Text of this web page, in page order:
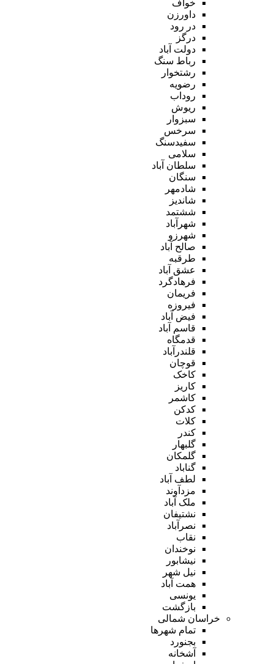
خواف
داورزن
در رود
درگز
دولت آباد
رباط سنگ
رشتخوار
رضویه
روداب
ریوش
سبزوار
سرخس
سفیدسنگ
سلامی
سلطان آباد
سنگان
شادمهر
شاندیز
ششتمد
شهرآباد
شهرزو
صالح آباد
طرقبه
عشق آباد
فرهادگرد
فریمان
فیروزه
فیض آباد
قاسم آباد
قدمگاه
قلندرآباد
قوچان
کاخک
کاریز
کاشمر
کدکن
کلات
کندر
گلبهار
گلمکان
گناباد
لطف آباد
مزدآوند
ملک آباد
نشتیفان
نصرآباد
نقاب
نوخندان
نیشابور
نیل شهر
همت آباد
یونسی
بازگشت
خراسان شمالی
تمام شهر‌ها
بجنورد
آشخانه